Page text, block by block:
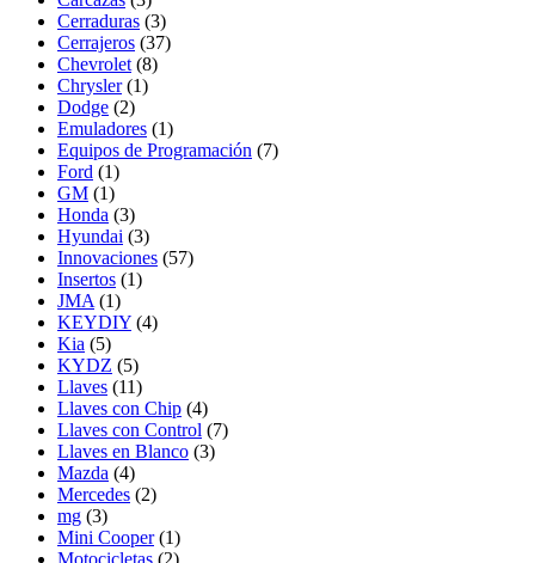
Cerraduras (3)
Cerrajeros (37)
Chevrolet (8)
Chrysler (1)
Dodge (2)
Emuladores (1)
Equipos de Programación (7)
Ford (1)
GM (1)
Honda (3)
Hyundai (3)
Innovaciones (57)
Insertos (1)
JMA (1)
KEYDIY (4)
Kia (5)
KYDZ (5)
Llaves (11)
Llaves con Chip (4)
Llaves con Control (7)
Llaves en Blanco (3)
Mazda (4)
Mercedes (2)
mg (3)
Mini Cooper (1)
Motocicletas (2)